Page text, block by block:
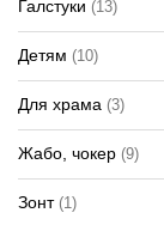
Галстуки (13)
Детям (10)
Для храма (3)
Жабо, чокер (9)
Зонт(1)